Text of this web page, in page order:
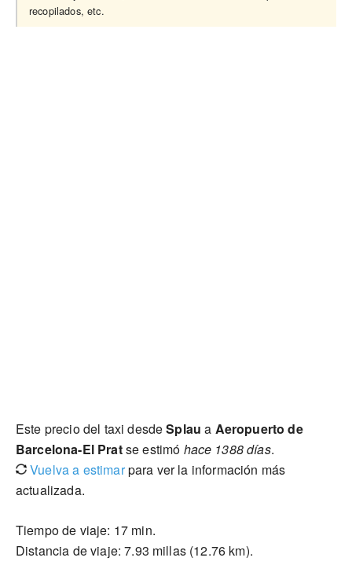
recopilados, etc.
Este precio del taxi desdeSplau a Aeropuerto de
Barcelona-El Pratse estimó hace 1388 días.
Vuelva a estimarpara ver la información más
actualizada.
Tiempo de viaje: 17 min.
Distancia de viaje: 7.93 millas (12.76 km).